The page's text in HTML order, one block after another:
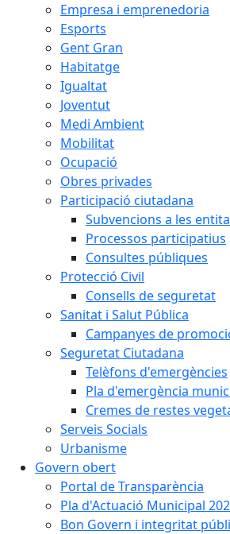
Empresa i emprenedoria
Esports
Gent Gran
Habitatge
Igualtat
Joventut
Medi Ambient
Mobilitat
Ocupació
Obres privades
Participació ciutadana
Subvencions a les
Processos participatius
Consultes públiques
Protecció Civil
Consells de seguretat
Sanitat i Salut Pública
Campanyes de
Seguretat Ciutadana
Telèfons d'emergències
Pla d'emergència
Cremes de restes
Serveis Socials
Urbanisme
Govern obert
Portal de Transparència
Pla d'Actuació Municipal
Bon Govern i integritat